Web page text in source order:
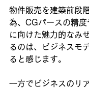
物件販売を建築前段
為、CGパースの精
に向けた魅力的なみ
るのは、ビジネスモ
ると感じます。
一方でビジネスのリ